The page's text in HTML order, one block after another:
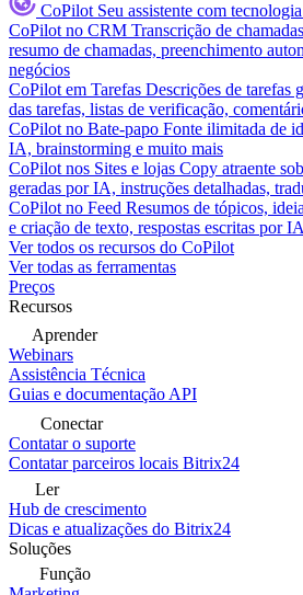
CoPilot Seu assistente com
CoPilot no CRM Transcrição de
resumo de chamadas, preenchimento
negócios
CoPilot em Tarefas Descrições de tarefas
das tarefas, listas de verificação,
CoPilot no Bate-papo Fonte ilimitada de
IA, brainstorming e muito mais
CoPilot nos Sites e lojas Copy atraente
geradas por IA, instruções detalhadas,
CoPilot no Feed Resumos de tópicos,
e criação de texto, respostas escritas por
Ver todos os recursos do CoPilot
Ver todas as ferramentas
Preços
Recursos
Aprender
Webinars
Assistência Técnica
Guias e documentação API
Conectar
Contatar o suporte
Contatar parceiros locais Bitrix24
Ler
Hub de crescimento
Dicas e atualizações do Bitrix24
Soluções
Função